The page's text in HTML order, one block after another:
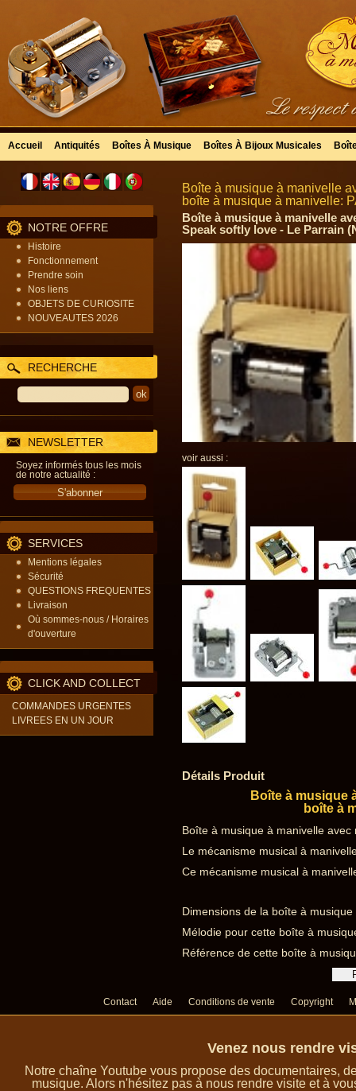
Accueil Antiquités Boîtes À Musique Boîtes À Bijoux Musicales
NOTRE OFFRE
Histoire
Fonctionnement
Prendre soin
Nos liens
OBJETS DE CURIOSITE
NOUVEAUTES 2026
RECHERCHE
NEWSLETTER
Soyez informés tous les mois
de notre actualité :
SERVICES
Mentions légales
Sécurité
QUESTIONS FREQUENTES
Livraison
Où sommes-nous / Horaires
d'ouverture
CLICK AND COLLECT
COMMANDES URGENTES
LIVREES EN UN JOUR
Boîte à musique à manivelle
boîte à musique à manivelle:
Boîte à musique à manivelle
Speak softly love - Le Parrain
voir aussi :
Détails Produit
Boîte à musique
boîte à
Boîte à musique à manivelle
Le mécanisme musical à
Ce mécanisme musical à
Dimensions de la boîte à
Mélodie pour cette boîte à
Référence de cette boîte à
Contact Aide Conditions de vente Copyright
Venez nous rendre
Notre chaîne Youtube vous propose des documentaires,
musique. Alors n'hésitez pas à nous rendre visite et à